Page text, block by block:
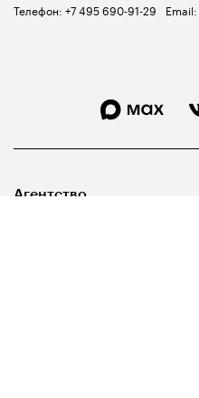
Телефон: +7 495 690-91-29 Email:
Агентство